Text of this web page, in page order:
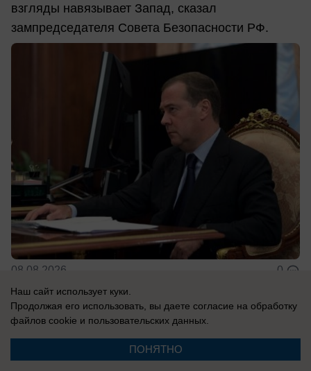
взгляды навязывает Запад, сказал
зампредседателя Совета Безопасности РФ.
08.08.2026 0
В России
провалилась игра Трампа с обещанием
Наш сайт использует куки.
Продолжая его использовать, вы даете согласие на обработку
файлов cookie и пользовательских данных.
ПОНЯТНО